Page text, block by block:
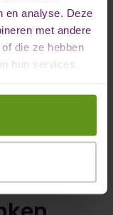
en analyse. Deze
met andere
die ze hebben
hun services.